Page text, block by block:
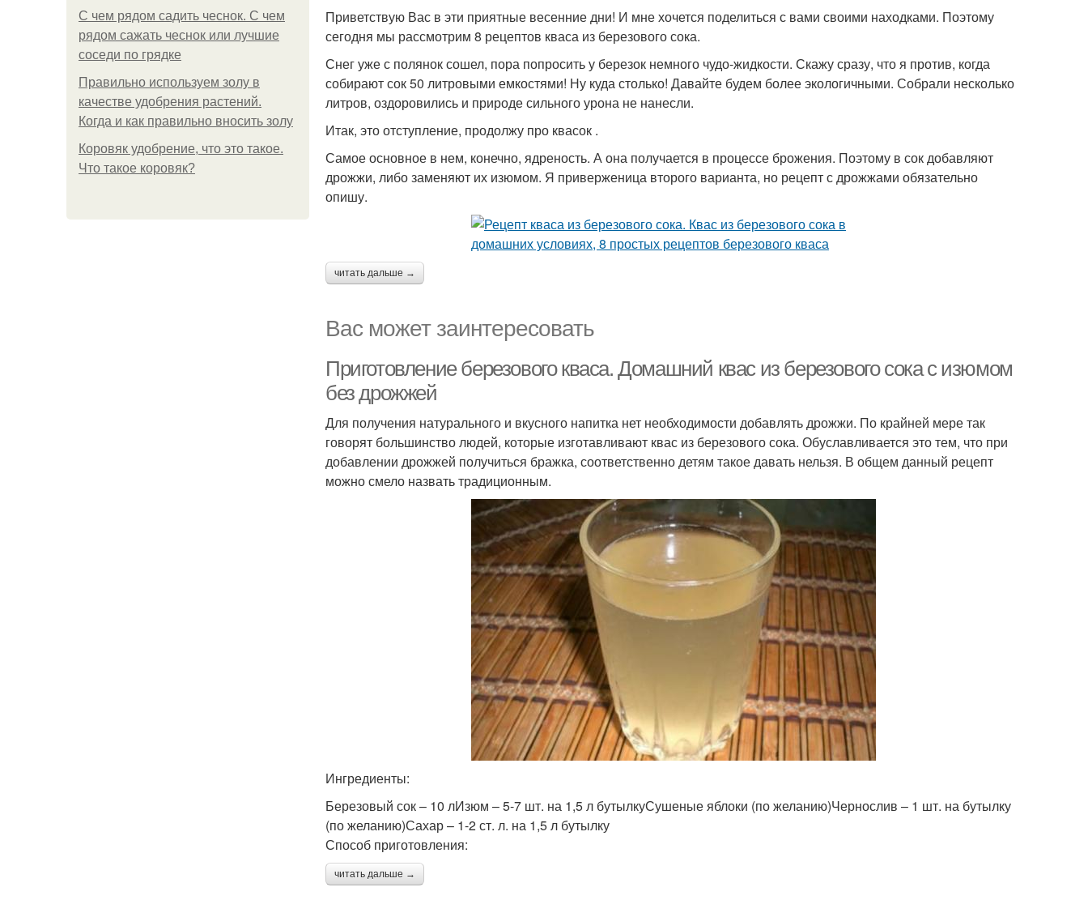
С чем рядом садить чеснок. С чем
рядом сажать чеснок или лучшие
соседи по грядке
Правильно используем золу в
качестве удобрения растений.
Когда и как правильно вносить золу
Коровяк удобрение, что это такое.
Что такое коровяк?
Приветствую Вас в эти приятные весенние дни! И мне хочется поделиться с вами своими находками. Поэтому
сегодня мы рассмотрим 8 рецептов кваса из березового сока.
Снег уже с полянок сошел, пора попросить у березок немного чудо-жидкости. Скажу сразу, что я против, когда
собирают сок 50 литровыми емкостями! Ну куда столько! Давайте будем более экологичными. Собрали несколько
литров, оздоровились и природе сильного урона не нанесли.
Итак, это отступление, продолжу про квасок .
Самое основное в нем, конечно, ядреность. А она получается в процессе брожения. Поэтому в сок добавляют
дрожжи, либо заменяют их изюмом. Я приверженица второго варианта, но рецепт с дрожжами обязательно
опишу.
читать дальше →
Вас может заинтересовать
Приготовление березового кваса. Домашний квас из березового сока с изюмом
без дрожжей
Для получения натурального и вкусного напитка нет необходимости добавлять дрожжи. По крайней мере так
говорят большинство людей, которые изготавливают квас из березового сока. Обуславливается это тем, что при
добавлении дрожжей получиться бражка, соответственно детям такое давать нельзя. В общем данный рецепт
можно смело назвать традиционным.
Ингредиенты:
Березовый сок – 10 лИзюм – 5-7 шт. на 1,5 л бутылкуСушеные яблоки (по желанию)Чернослив – 1 шт. на бутылку
(по желанию)Сахар – 1-2 ст. л. на 1,5 л бутылку
Способ приготовления:
читать дальше →